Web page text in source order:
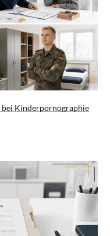
bei Kinderpornographie